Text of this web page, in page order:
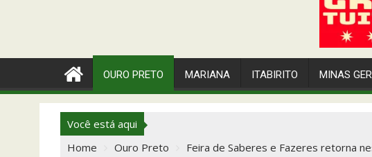
OURO PRETO MARIANA ITABIRITO MINAS
Você está aqui
Home
Ouro Preto Feira de Saberes e Fazeres retorna